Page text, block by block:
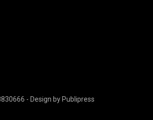
- Design by Publipress